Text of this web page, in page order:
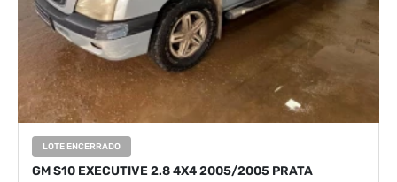
LOTE ENCERRADO
GM S10 EXECUTIVE 2.8 4X4 2005/2005 PRATA